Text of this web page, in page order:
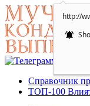
http://
Справочник
ТОП-100